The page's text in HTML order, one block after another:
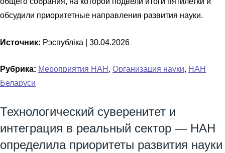
обсудили приоритетные направления развития науки.
Источник: Рэспубліка | 30.04.2026
Рубрика: Мероприятия НАН , Организация науки, НАН
Беларуси
Технологический суверенитет и
интеграция в реальный сектор — НАН
определила приоритеты развития науки